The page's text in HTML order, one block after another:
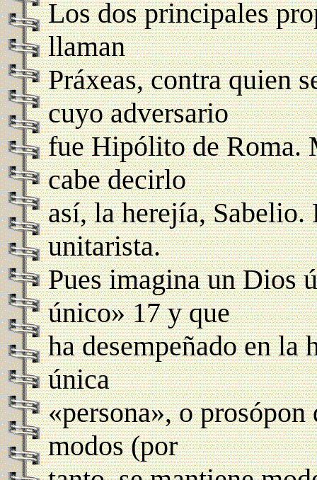
Los dos principales
llaman
Práxeas, contra quien
cuyo adversario
fue Hipólito de Roma.
cabe decirlo
así, la herejía, Sabelio.
unitarista.
Pues imagina un Dios
único» 17 y que
ha desempeñado en
única
«persona», o
modos (por